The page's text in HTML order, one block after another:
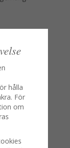
hålla
För
om